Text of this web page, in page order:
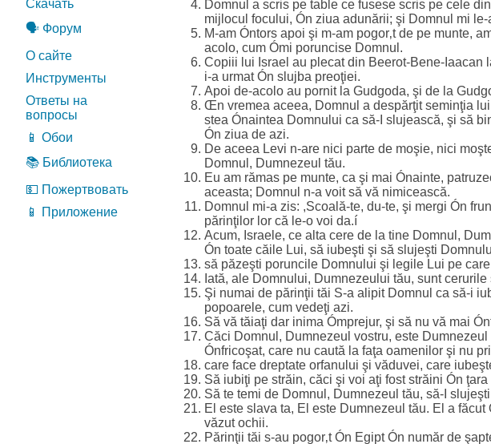
Скачать
🗣️ Форум
О сайте
Инструменты
Ответы на
вопросы
📱 Обои
📚 Библиотека
💵 Пожертвовать
📱 Приложение
Domnul a scris pe table ce fusese scris pe cele
mijlocul focului, Ón ziua adunării; şi Domnul mi le-
M-am Óntors apoi şi m-am pogor‚t de pe munte,
acolo, cum Ómi poruncise Domnul.
Copiii lui Israel au plecat din Beerot-Bene-Iaacan
i-a urmat Ón slujba preoţiei.
Apoi de-acolo au pornit la Gudgoda, şi de la
Œn vremea aceea, Domnul a despărţit seminţia
stea Ónaintea Domnului ca să-I slujească, şi să
Ón ziua de azi.
De aceea Levi n-are nici parte de moşie, nici
Domnul, Dumnezeul tău.
Eu am rămas pe munte, ca şi mai Ónainte,
aceasta; Domnul n-a voit să vă nimicească.
Domnul mi-a zis: ,Scoală-te, du-te, şi mergi Ón
părinţilor lor că le-o voi da.í
Acum, Israele, ce alta cere de la tine Domnul,
Ón toate căile Lui, să iubeşti şi să slujeşti
să păzeşti poruncile Domnului şi legile Lui pe
Iată, ale Domnului, Dumnezeului tău, sunt
Şi numai de părinţii tăi S-a alipit Domnul ca să-i
popoarele, cum vedeţi azi.
Să vă tăiaţi dar inima Ómprejur, şi să nu vă mai
Căci Domnul, Dumnezeul vostru, este
Ónfricoşat, care nu caută la faţa oamenilor şi nu
care face dreptate orfanului şi văduvei, care
Să iubiţi pe străin, căci şi voi aţi fost străini Ón
Să te temi de Domnul, Dumnezeul tău, să-I
El este slava ta, El este Dumnezeul tău. El a
văzut ochii.
Părinţii tăi s-au pogor‚t Ón Egipt Ón număr de